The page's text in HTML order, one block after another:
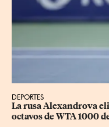
DEPORTES
La rusa Alexandrova
octavos de WTA 1000